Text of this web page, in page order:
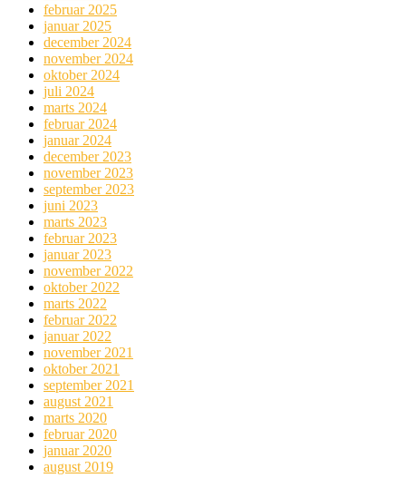
februar 2025
januar 2025
december 2024
november 2024
oktober 2024
juli 2024
marts 2024
februar 2024
januar 2024
december 2023
november 2023
september 2023
juni 2023
marts 2023
februar 2023
januar 2023
november 2022
oktober 2022
marts 2022
februar 2022
januar 2022
november 2021
oktober 2021
september 2021
august 2021
marts 2020
februar 2020
januar 2020
august 2019